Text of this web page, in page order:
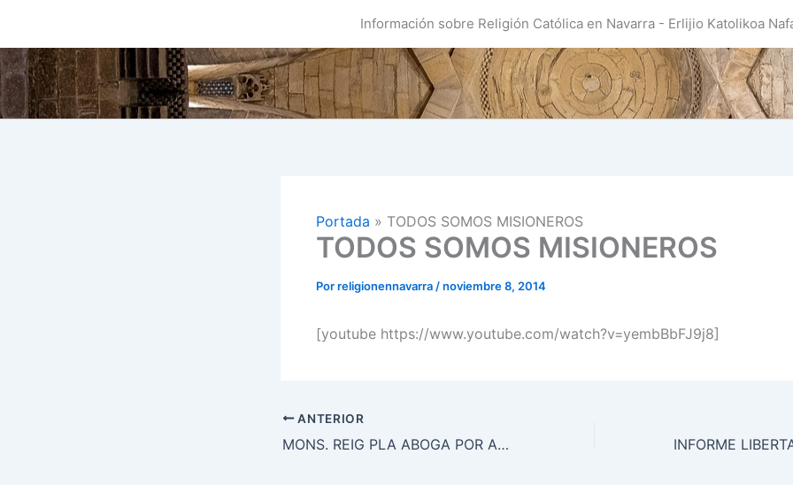
contenido
Información sobre Religión Católica en Navarra - Erlijio Katolikoa
Portada » TODOS SOMOS MISIONEROS
TODOS SOMOS MISIONEROS
Porreligionennavarra /noviembre 8, 2014
[youtube https://www.youtube.com/watch?v=yembBbFJ9j8]
ANTERIOR
MONS. REIG PLA ABOGA POR APOYAR PARTIDOS NUEVOS QUE DEFIENDAN LA VIDA, EL MATRIMONIO Y LA FAMILIA